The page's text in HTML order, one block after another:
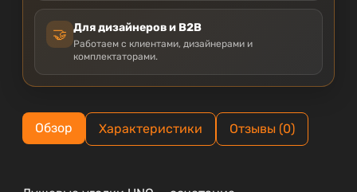
🤝 Для дизайнеров и B2B
Работаем с клиентами, дизайнерами и
комплектаторами.
Обзор Характеристики Отзывы (0)